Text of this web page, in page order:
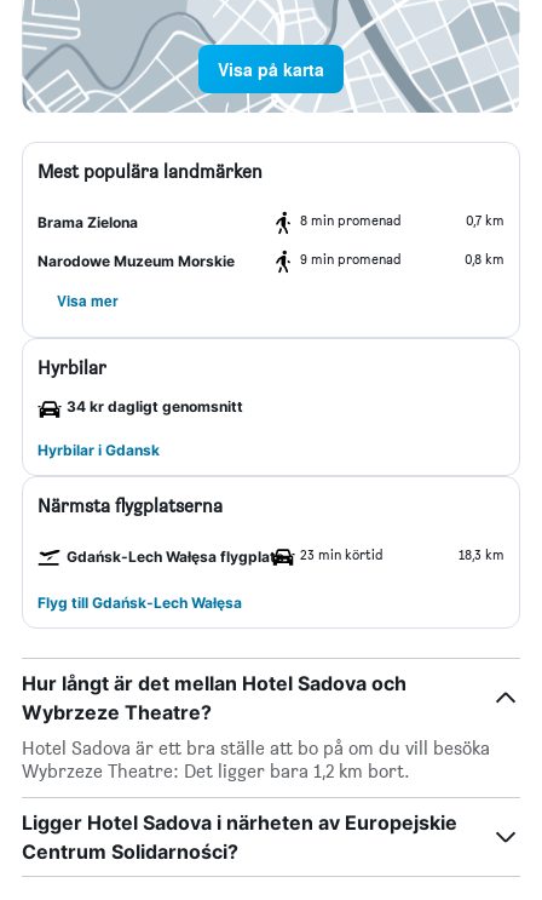
Visa på karta
Mest populära landmärken
Brama Zielona 8 min promenad 0,7 km
Narodowe Muzeum Morskie 9 min promenad 0,8 km
Visa mer
Hyrbilar
34 kr dagligt genomsnitt
Hyrbilar i Gdansk
Närmsta flygplatserna
Gdańsk-Lech Wałęsa flygplats 23 min körtid 18,3 km
Flyg till Gdańsk-Lech Wałęsa
Hur långt är det mellan Hotel Sadova och
Wybrzeze Theatre?
Hotel Sadova är ett bra ställe att bo på om du vill besöka
Wybrzeze Theatre: Det ligger bara 1,2 km bort.
Ligger Hotel Sadova i närheten av Europejskie
Centrum Solidarności?